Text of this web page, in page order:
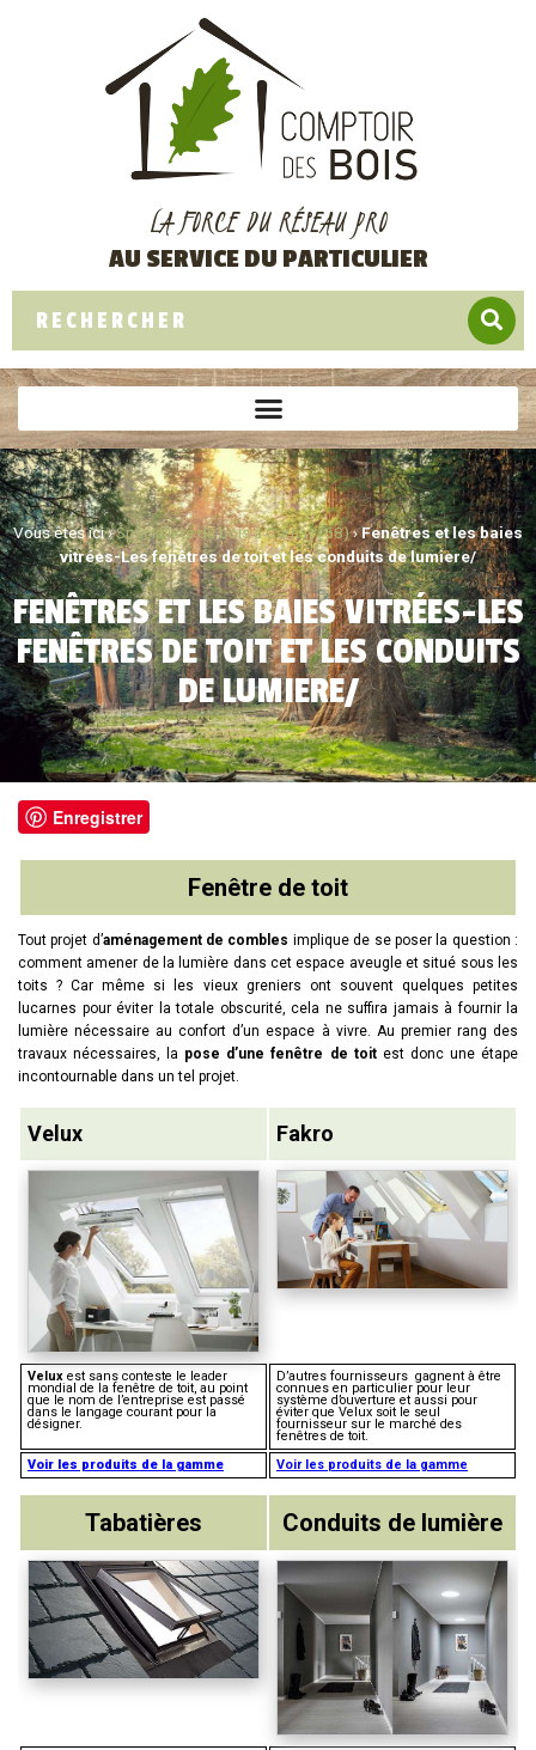
LA FORCE DU RÉSEAU PRO
AU SERVICE DU PARTICULIER
Vous êtes ici ›Spécialiste du bois à Cernay (68)›Fenêtres et les baies
vitrées-Les fenêtres de toit et les conduits de lumiere/
FENÊTRES ET LES BAIES VITRÉES-LES
FENÊTRES DE TOIT ET LES CONDUITS
DE LUMIERE/
Enregistrer
Fenêtre de toit
Tout projet d’aménagement de combles implique de se poser la question :
comment amener de la lumière dans cet espace aveugle et situé sous les
toits ? Car même si les vieux greniers ont souvent quelques petites
lucarnes pour éviter la totale obscurité, cela ne suffira jamais à fournir la
lumière nécessaire au confort d’un espace à vivre. Au premier rang des
travaux nécessaires, la pose d’une fenêtre de toitest donc une étape
incontournable dans un tel projet.
Velux Fakro
Velux est sans conteste le leader
mondial de la fenêtre de toit, au point
que le nom de l’entreprise est passé
dans le langage courant pour la
désigner.
D’autres fournisseurs gagnent à être
connues en particulier pour leur
système d’ouverture et aussi pour
éviter que Velux soit le seul
fournisseur sur le marché des
fenêtres de toit.
Voir les produits de la gamme
Voir les produits de la gamme
Tabatières Conduits de lumière